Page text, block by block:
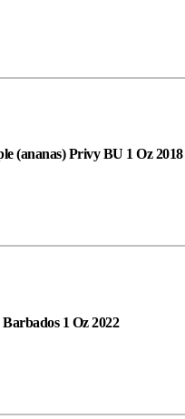
(ananas) Privy BU 1 Oz
1 Oz 2022